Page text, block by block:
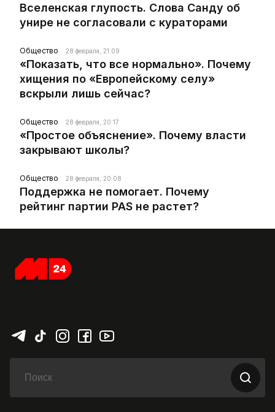
Вселенская глупость. Слова Санду об
унире не согласовали с кураторами
Общество 28 февраля, 21:09
«Показать, что все нормально». Почему
хищения по «Европейскому селу»
вскрыли лишь сейчас?
Общество 28 февраля, 20:17
«Простое объяснение». Почему власти
закрывают школы?
Общество 28 февраля, 20:08
Поддержка не помогает. Почему
рейтинг партии PAS не растет?